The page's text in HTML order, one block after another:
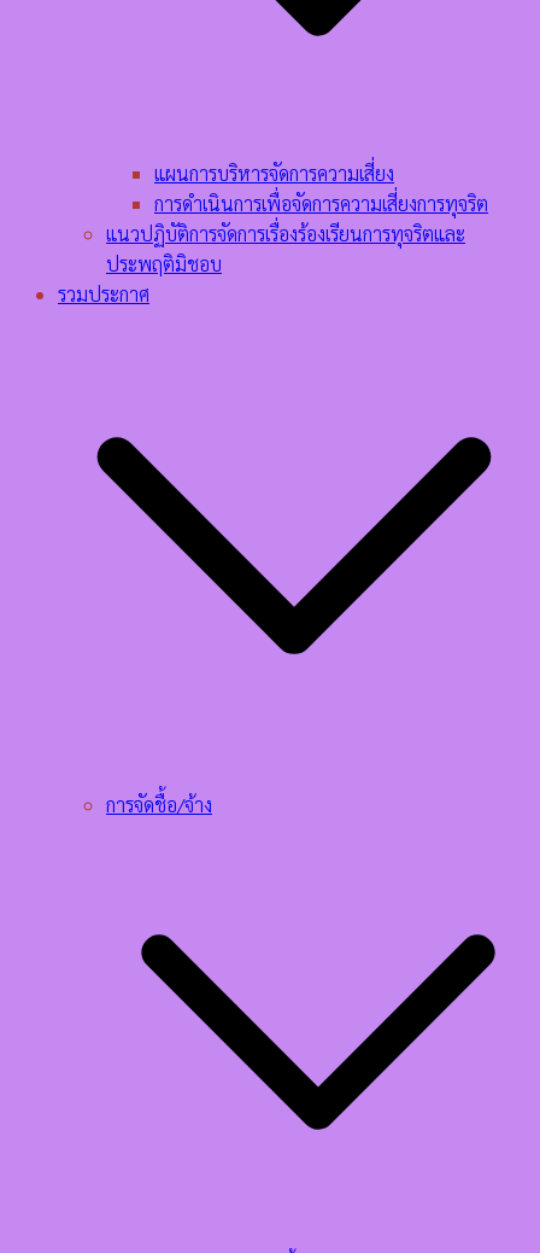
แผนการบริหารจัดการความเสี่ยง
การดำเนินการเพื่อจัดการความเสี่ยงการทุจริต
แนวปฏิบัติการจัดการเรื่องร้องเรียนการทุจริตและ
ประพฤติมิชอบ
รวมประกาศ
การจัดชื้อ/จ้าง